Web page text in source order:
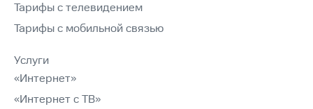
Тарифы с телевидением
Тарифы с мобильной связью
Услуги
«Интернет»
«Интернет с ТВ»